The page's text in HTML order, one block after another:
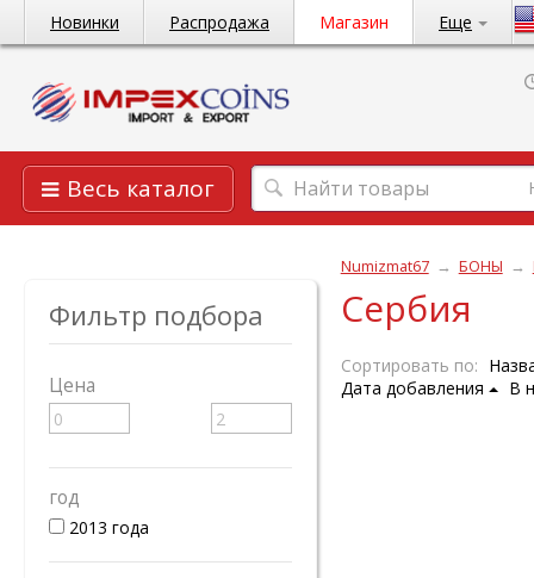
Новинки Распродажа Магазин Еще
Весь каталог
Фильтр подбора
Цена
год
2013 года
Numizmat67 → БОНЫ →
Сербия
Сортировать по:
Дата добавления
В